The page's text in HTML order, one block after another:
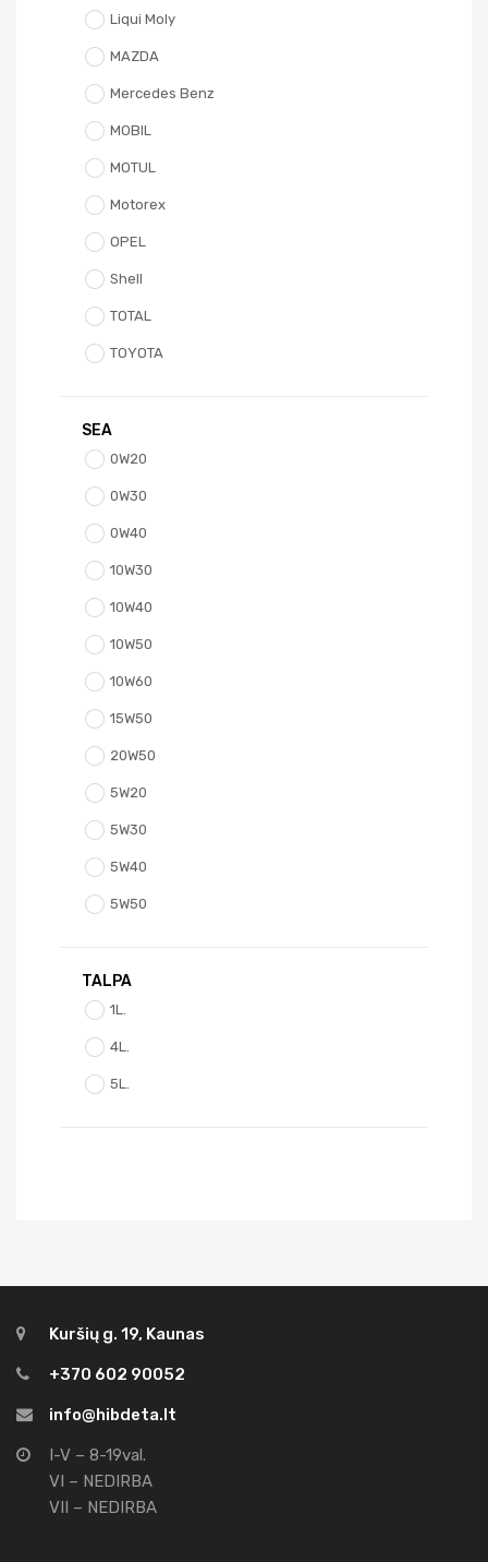
Liqui Moly
MAZDA
Mercedes Benz
MOBIL
MOTUL
Motorex
OPEL
Shell
TOTAL
TOYOTA
SEA
0W20
0W30
0W40
10W30
10W40
10W50
10W60
15W50
20W50
5W20
5W30
5W40
5W50
TALPA
1L.
4L.
5L.
Kuršių g. 19, Kaunas
+370 602 90052
info@hibdeta.lt
I-V – 8-19val.
VI – NEDIRBA
VII – NEDIRBA